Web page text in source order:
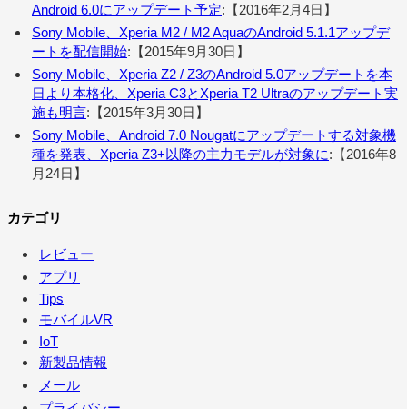
Android 6.0にアップデート予定:【2016年2月4日】
Sony Mobile、Xperia M2 / M2 AquaのAndroid 5.1.1アップデ
ートを配信開始:【2015年9月30日】
Sony Mobile、Xperia Z2 / Z3のAndroid 5.0アップデートを本
日より本格化、Xperia C3とXperia T2 Ultraのアップデート実
施も明言:【2015年3月30日】
Sony Mobile、Android 7.0 Nougatにアップデートする対象機
種を発表、Xperia Z3+以降の主力モデルが対象に:【2016年8
月24日】
カテゴリ
レビュー
アプリ
Tips
モバイルVR
IoT
新製品情報
メール